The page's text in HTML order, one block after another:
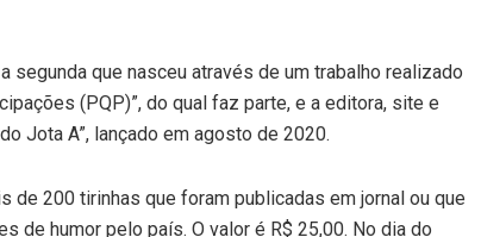
segunda que nasceu através de um trabalho realizado
(PQP)”, do qual faz parte, e a editora, site e
Jota A”, lançado em agosto de 2020.
de 200 tirinhas que foram publicadas em jornal ou que
de humor pelo país. O valor é R$ 25,00. No dia do